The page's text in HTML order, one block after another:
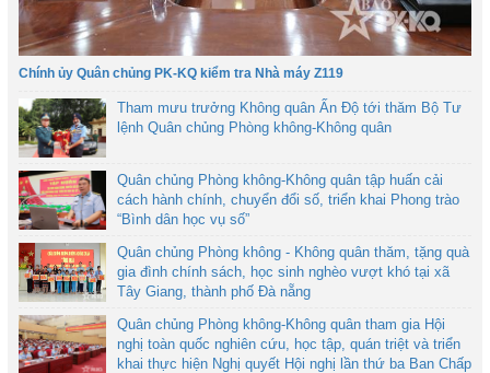
Chính ủy Quân chủng PK-KQ kiểm tra Nhà máy Z119
Tham mưu trưởng Không quân Ấn Độ tới thăm Bộ Tư
lệnh Quân chủng Phòng không-Không quân
Quân chủng Phòng không-Không quân tập huấn cải
cách hành chính, chuyển đổi số, triển khai Phong trào
“Bình dân học vụ số”
Quân chủng Phòng không - Không quân thăm, tặng quà
gia đình chính sách, học sinh nghèo vượt khó tại xã
Tây Giang, thành phố Đà nẵng
Quân chủng Phòng không-Không quân tham gia Hội
nghị toàn quốc nghiên cứu, học tập, quán triệt và triển
khai thực hiện Nghị quyết Hội nghị lần thứ ba Ban Chấp